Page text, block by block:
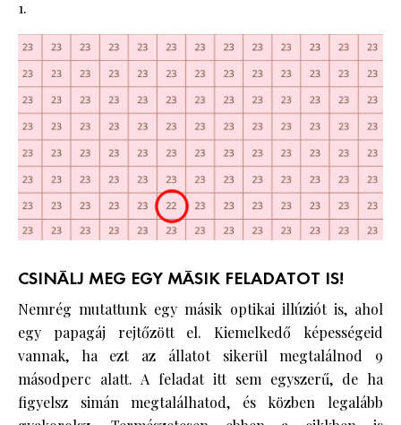
1.
CSINÁLJ MEG EGY MÁSIK FELADATOT IS!
Nemrég mutattunk egy másik optikai illúziót is, ahol
egy papagáj rejtőzött el. Kiemelkedő képességeid
vannak, ha ezt az állatot sikerül megtalálnod 9
másodperc alatt. A feladat itt sem egyszerű, de ha
figyelsz simán megtalálhatod, és közben legalább